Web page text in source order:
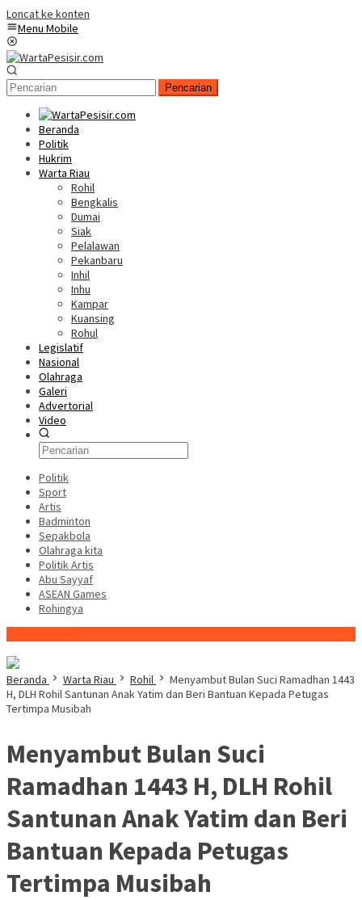
Loncat ke konten
Menu Mobile
Pencarian
Beranda
Politik
Hukrim
Warta Riau
Rohil
Bengkalis
Dumai
Siak
Pelalawan
Pekanbaru
Inhil
Inhu
Kampar
Kuansing
Rohul
Legislatif
Nasional
Olahraga
Galeri
Advertorial
Video
Politik
Sport
Artis
Badminton
Sepakbola
Olahraga kita
Politik Artis
Abu Sayyaf
ASEAN Games
Rohingya
Beranda Warta Riau Rohil
Menyambut Bulan Suci Ramadhan 1443
H, DLH Rohil Santunan Anak Yatim dan Beri Bantuan Kepada Petugas
Tertimpa Musibah
Menyambut Bulan Suci
Ramadhan 1443 H, DLH Rohil
Santunan Anak Yatim dan Beri
Bantuan Kepada Petugas
Tertimpa Musibah